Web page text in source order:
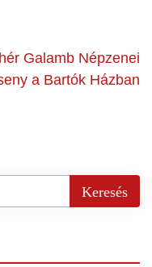
Galamb Népzenei
a Bartók Házban